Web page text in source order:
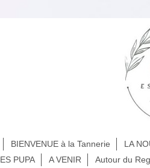
BIENVENUE à la Tannerie LA
PUPA
A VENIR Autour du